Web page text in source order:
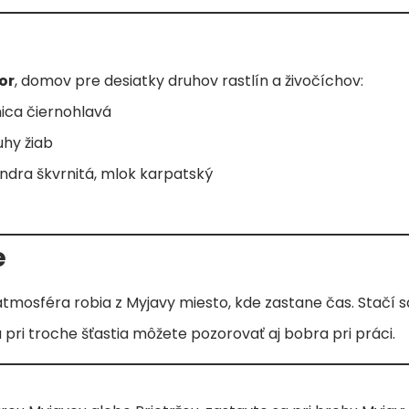
, domov pre desiatky druhov rastlín a živočíchov:
čiernohlavá
žiab
škvrnitá, mlok karpatský
robia z Myjavy miesto, kde zastane čas. Stačí
troche šťastia môžete pozorovať aj bobra pri práci.